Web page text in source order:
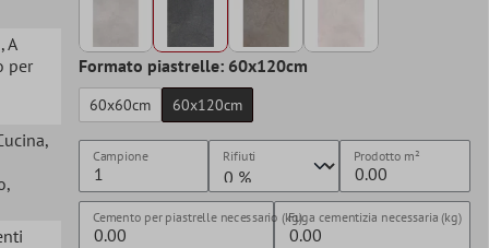
, A
per
,
,
Formato piastrelle: 60x120cm
60x60cm 60x120cm
Campione Rifiuti Prodotto m²
Cemento per piastrelle necessario (kg)Fuga cementizia necessaria (kg)